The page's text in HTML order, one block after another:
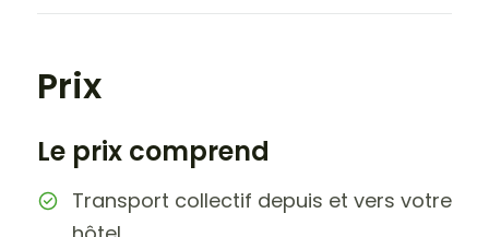
Prix
Le prix comprend
Transport collectif depuis et vers votre